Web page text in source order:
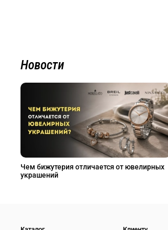
Новости
Чем бижутерия отличается от ювелирных
украшений